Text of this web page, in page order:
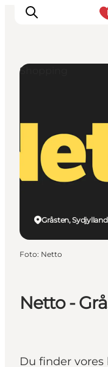
Byer & Steder
Det sker
Overnatning
Planlæg din
Netto -
Du finder
Gråsten, Sydjylland
Shopping
Foto: Netto